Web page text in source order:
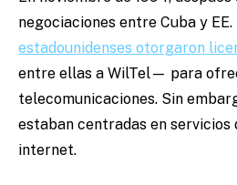
negociaciones entre Cuba y EE.
estadounidenses otorgaron
entre ellas a WilTel— para
telecomunicaciones. Sin
estaban centradas en servicios
internet.